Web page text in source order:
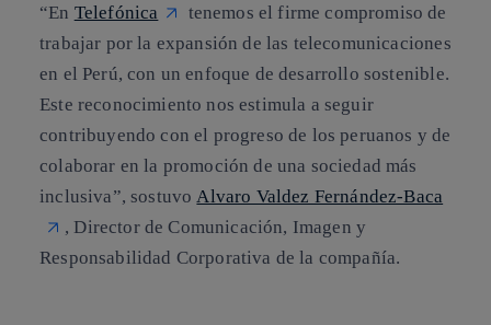
“En Telefónica
tenemos el firme compromiso de
trabajar por la expansión de las telecomunicaciones
en el Perú, con un enfoque de desarrollo sostenible.
Este reconocimiento nos estimula a seguir
contribuyendo con el progreso de los peruanos y de
colaborar en la promoción de una sociedad más
inclusiva”, sostuvoAlvaro Valdez Fernández-Baca
, Director de Comunicación, Imagen y
Responsabilidad Corporativa de la compañía.